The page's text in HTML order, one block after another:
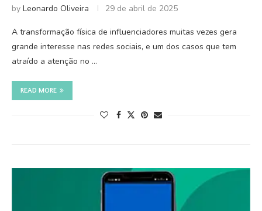
by Leonardo Oliveira 29 de abril de 2025
A transformação física de influenciadores muitas vezes gera
grande interesse nas redes sociais, e um dos casos que tem
atraído a atenção no …
READ MORE